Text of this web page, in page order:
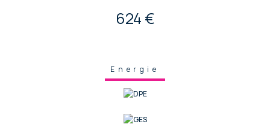
624 €
Energie